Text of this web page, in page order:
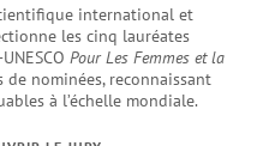
international et
les cinq lauréates
Pour Les Femmes et la
nominées, reconnaissant
à l’échelle mondiale.